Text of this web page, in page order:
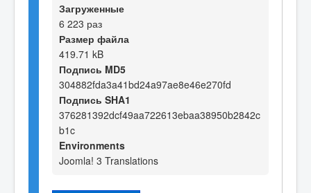
Загруженные
6 223 раз
Размер файла
419.71 kB
Подпись MD5
304882fda3a41bd24a97ae8e46e270fd
Подпись SHA1
376281392dcf49aa722613ebaa38950b2842c
b1c
Environments
Joomla! 3 Translations